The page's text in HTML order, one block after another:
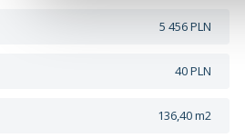
5 456 PLN
40 PLN
136,40 m2